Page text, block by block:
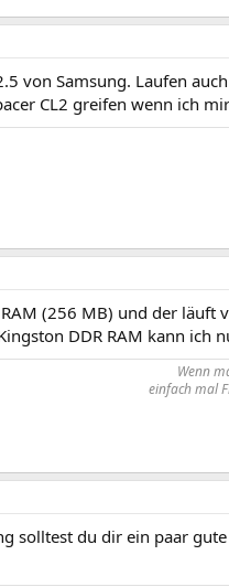
von Samsung. Laufen
CL2 greifen wenn ich
(256 MB) und der läuft
DDR RAM kann ich
Wenn
einfach mal
solltest du dir ein paar